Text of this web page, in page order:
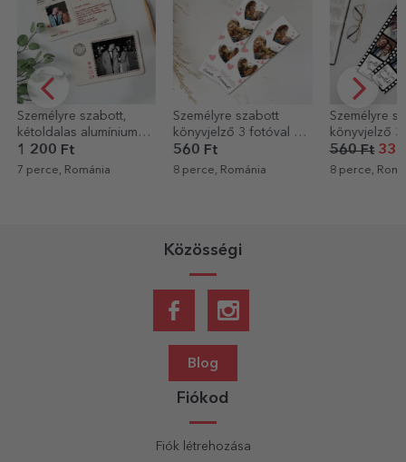
Személyre szabott,
kétoldalas alumínium
kártya szöveggel és két
fotóval - Levelezőlap
1 200 Ft
7 perce, Románia
Személyre szabott
könyvjelző 3 fotóval és
szöveggel - Lovely
560 Ft
8 perce, Románia
Személyre
könyvjelző
szöveggel –
történetünk
560 Ft336
8 perce,
Közösségi
Blog
Fiókod
Fiók létrehozása